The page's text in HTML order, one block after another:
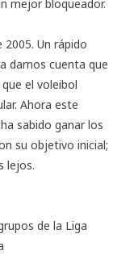
mejor bloqueador.
Un rápido
darnos cuenta que
el voleibol
Ahora este
sabido ganar los
su objetivo inicial;
lejos.
de la Liga